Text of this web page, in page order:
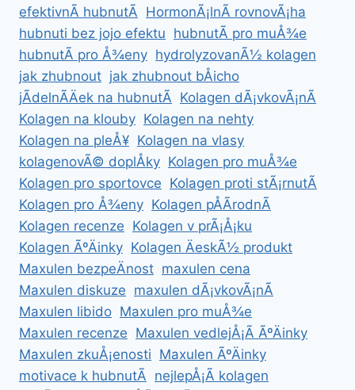
efektivnÃ­ hubnutÃ­ HormonÃ¡lnÃ­ rovnovÃ¡ha
hubnuti bez jojo efektu hubnutÃ­ pro muÅ¾e
hubnutÃ­ pro Å¾eny hydrolyzovanÃ½ kolagen
jak zhubnout jak zhubnout bÅicho
jÃ­delnÃ­Äek na hubnutÃ­ Kolagen dÃ¡vkovÃ¡nÃ­
Kolagen na klouby Kolagen na nehty
Kolagen na pleÅ¥ Kolagen na vlasy
kolagenovÃ© doplÅky Kolagen pro muÅ¾e
Kolagen pro sportovce Kolagen proti stÃ¡rnutÃ­
Kolagen pro Å¾eny Kolagen pÅÃ­rodnÃ­
Kolagen recenze Kolagen v prÃ¡Å¡ku
Kolagen ÃºÄinky Kolagen ÄeskÃ½ produkt
Maxulen bezpeÄnost maxulen cena
Maxulen diskuze maxulen dÃ¡vkovÃ¡nÃ­
Maxulen libido Maxulen pro muÅ¾e
Maxulen recenze Maxulen vedlejÅ¡Ã­ ÃºÄinky
Maxulen zkuÅ¡enosti Maxulen ÃºÄinky
motivace k hubnutÃ­ nejlepÅ¡Ã­ kolagen